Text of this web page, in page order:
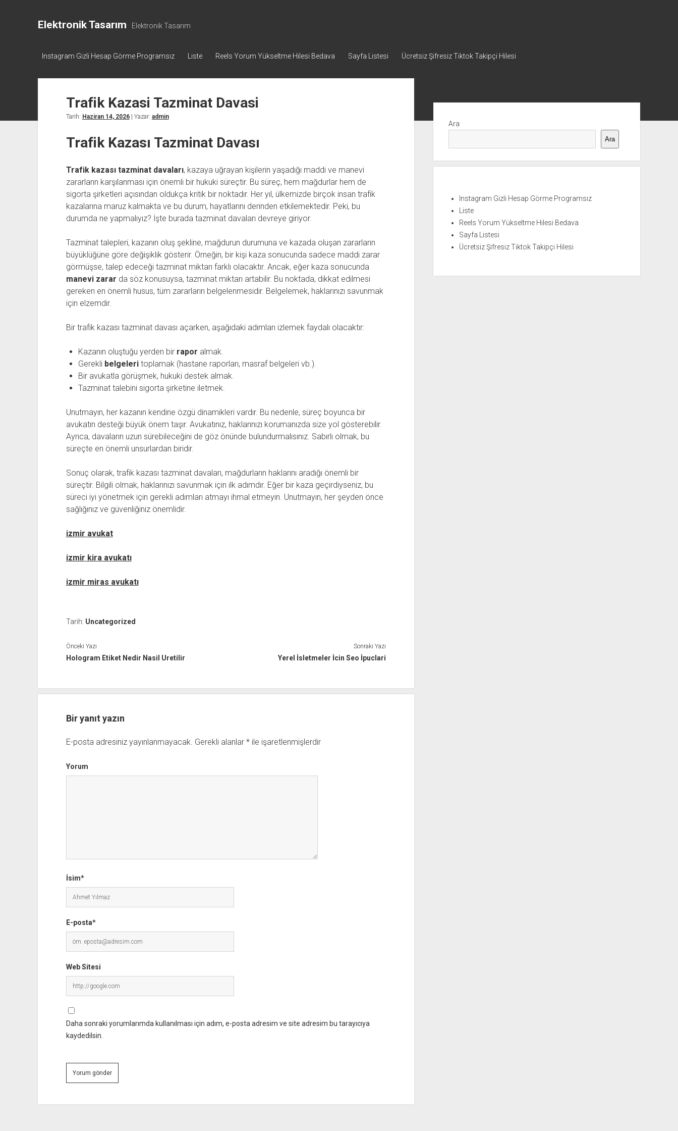
Elektronik Tasarım Elektronik Tasarım
Instagram Gizli Hesap Görme Programsız Liste Reels Yorum Yükseltme Hilesi Bedava Sayfa Listesi Ücretsiz Şifresiz Tiktok Takipçi Hilesi
Trafik Kazasi Tazminat Davasi
Tarih: Haziran 14, 2026| Yazar: admin
Trafik Kazası Tazminat Davası
Trafik kazası tazminat davaları, kazaya uğrayan kişilerin yaşadığı maddi ve manevi
zararların karşılanması için önemli bir hukuki süreçtir. Bu süreç, hem mağdurlar hem de
sigorta şirketleri açısından oldukça kritik bir noktadır. Her yıl, ülkemizde birçok insan trafik
kazalarına maruz kalmakta ve bu durum, hayatlarını derinden etkilemektedir. Peki, bu
durumda ne yapmalıyız? İşte burada tazminat davaları devreye giriyor.
Tazminat talepleri, kazanın oluş şekline, mağdurun durumuna ve kazada oluşan zararların
büyüklüğüne göre değişiklik gösterir. Örneğin, bir kişi kaza sonucunda sadece maddi zarar
görmüşse, talep edeceği tazminat miktarı farklı olacaktır. Ancak, eğer kaza sonucunda
manevi zarar da söz konusuysa, tazminat miktarı artabilir. Bu noktada, dikkat edilmesi
gereken en önemli husus, tüm zararların belgelenmesidir. Belgelemek, haklarınızı savunmak
için elzemdir.
Bir trafik kazası tazminat davası açarken, aşağıdaki adımları izlemek faydalı olacaktır:
Kazanın oluştuğu yerden bir rapor almak.
Gerekli belgeleritoplamak (hastane raporları, masraf belgeleri vb.).
Bir avukatla görüşmek, hukuki destek almak.
Tazminat talebini sigorta şirketine iletmek.
Unutmayın, her kazanın kendine özgü dinamikleri vardır. Bu nedenle, süreç boyunca bir
avukatın desteği büyük önem taşır. Avukatınız, haklarınızı korumanızda size yol gösterebilir.
Ayrıca, davaların uzun sürebileceğini de göz önünde bulundurmalısınız. Sabırlı olmak, bu
süreçte en önemli unsurlardan biridir.
Sonuç olarak, trafik kazası tazminat davaları, mağdurların haklarını aradığı önemli bir
süreçtir. Bilgili olmak, haklarınızı savunmak için ilk adımdır. Eğer bir kaza geçirdiyseniz, bu
süreci iyi yönetmek için gerekli adımları atmayı ihmal etmeyin. Unutmayın, her şeyden önce
sağlığınız ve güvenliğiniz önemlidir.
izmir avukat
izmir kira avukatı
izmir miras avukatı
Tarih: Uncategorized
Önceki Yazı
Hologram Etiket Nedir Nasil Uretilir
Sonraki Yazı
Yerel İsletmeler İcin Seo İpuclari
Bir yanıt yazın
E-posta adresiniz yayınlanmayacak. Gerekli alanlar *ile işaretlenmişlerdir
Yorum
İsim*
E-posta*
Web Sitesi
Daha sonraki yorumlarımda kullanılması için adım, e-posta adresim ve site adresim bu tarayıcıya
kaydedilsin.
Menü
Ara
Ara
Instagram Gizli Hesap Görme Programsız
Liste
Reels Yorum Yükseltme Hilesi Bedava
Sayfa Listesi
Ücretsiz Şifresiz Tiktok Takipçi Hilesi